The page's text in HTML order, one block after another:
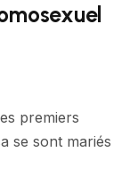
premiers
se sont mariés